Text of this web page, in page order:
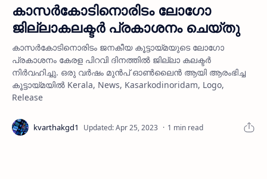
കാസര്‍കോടിനൊരിടം ലോഗോ
ജില്ലാകലക്ടര്‍ പ്രകാശനം ചെയ്തു
കാസര്‍കോടിനൊരിടം ജനകീയ കൂട്ടായ്മയുടെ ലോഗോ
പ്രകാശനം കേരള പിറവി ദിനത്തില്‍ ജില്ലാ കലക്ടര്‍
നിര്‍വഹിച്ചു. ഒരു വര്‍ഷം മുന്‍പ് ഓണ്‍ലൈന്‍ ആയി ആരംഭിച്ച
കൂട്ടായ്മയില്‍ Kerala, News, Kasarkodinoridam, Logo,
Release
1 min read